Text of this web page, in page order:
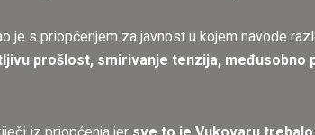
je s priopćenjem za javnost u kojem navode
prošlost, smirivanje tenzija,